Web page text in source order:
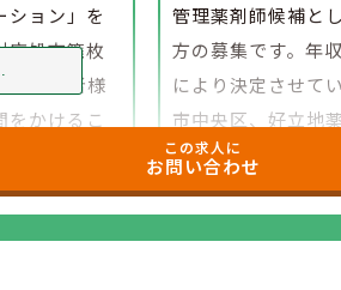
ション」を
応処方箋枚
より患者様
をかけるこ
できる社
管理薬剤師候補と
方の募集です。年
により決定させて
市中央区、好立地
この求人に
お問い合わせ